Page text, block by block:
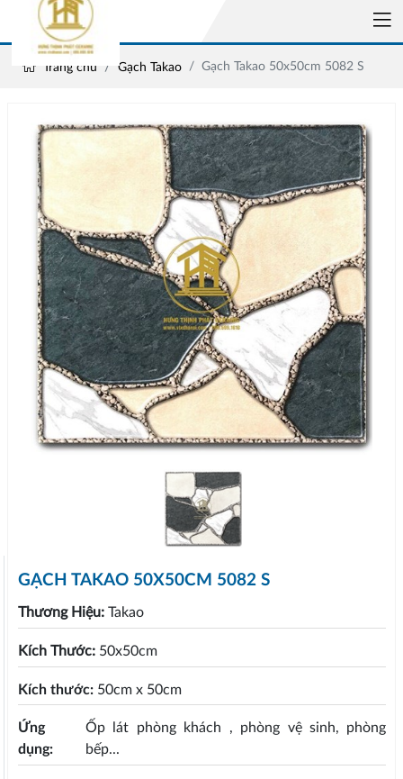
Trang chủ Gạch Takao Gạch Takao 50x50cm 5082 S
GẠCH TAKAO 50X50CM 5082 S
Thương Hiệu: Takao
Kích Thước: 50x50cm
Kích thước: 50cm x 50cm
Ứng
dụng:
Ốp lát phòng khách , phòng vệ sinh, phòng
bếp...